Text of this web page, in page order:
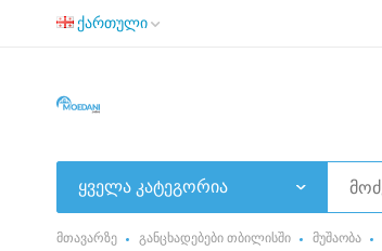
ქართული
ყველა კატეგორია
მთავარზე განცხადებები თბილისში მუშაობა